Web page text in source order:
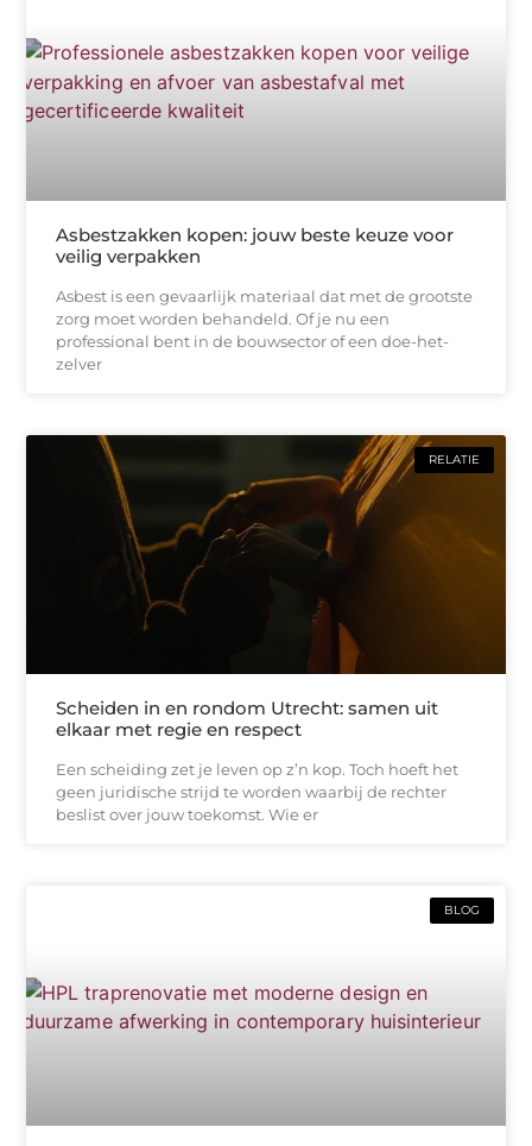
Asbestzakken kopen: jouw beste keuze voor
veilig verpakken
Asbest is een gevaarlijk materiaal dat met de grootste
zorg moet worden behandeld. Of je nu een
professional bent in de bouwsector of een doe-het-
zelver
RELATIE
Scheiden in en rondom Utrecht: samen uit
elkaar met regie en respect
Een scheiding zet je leven op z’n kop. Toch hoeft het
geen juridische strijd te worden waarbij de rechter
beslist over jouw toekomst. Wie er
BLOG